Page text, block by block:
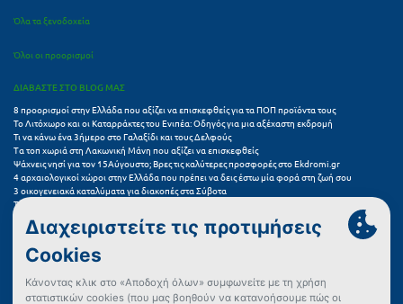
Υ
Ύδρα
Φ
Φιλιατρά Μεσσηνίας
Φλώρινα
Όλα τα ξενοδοχεία
Όλοι οι προορισμοί
ΔΙΑΒΑΣΤΕ ΣΤΟ BLOG ΜΑΣ
8 προορισμοί στην Ελλάδα που αξίζει να επισκεφθείς για τα ΠΟΠ προϊόντα τους
Το Λιτόχωρο και οι Καταρράκτες του Ενιπέα: Οδηγός για μια αξέχαστη εκδρομή
Τι να κάνω ένα 3ήμερο στο Γαλαξίδι και τους Δελφούς
Τα τοπ χωριά στη Λακωνική Μάνη που αξίζει να επισκεφθείς
Ψάχνεις νησί για τον 15Αύγουστο; Βρες τις καλύτερες προσφορές στο Ekdromi.gr
4 αρχαιολογικοί χώροι στην Ελλάδα που πρέπει να δεις έστω μία φορά στη ζωή σου
3 οικογενειακά καταλύματα για διακοπές στα Σύβοτα
Τα 11 καλύτερα καλοκαιρινά resorts στην Ελλάδα
7 μικρά ελληνικά νησιά για αξέχαστες καλοκαιρινές διακοπές
5+1 ινσταγκραμικές παραλίες στην Ελλάδα που αξίζουν μια θέση στο feed σου
Συχνές Ερωτήσεις (FAQs) για Ξενοδοχεία